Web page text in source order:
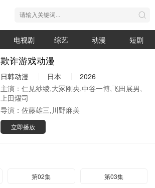
电视剧 综艺 动漫 短剧
欺诈游戏动漫
日韩动漫 日本
2026
主演： 仁见纱绫,大冢刚央,中谷一博,飞田展男,
上田燿司
导演： 佐藤雄三,川野麻美
立即播放
第02集 第03集